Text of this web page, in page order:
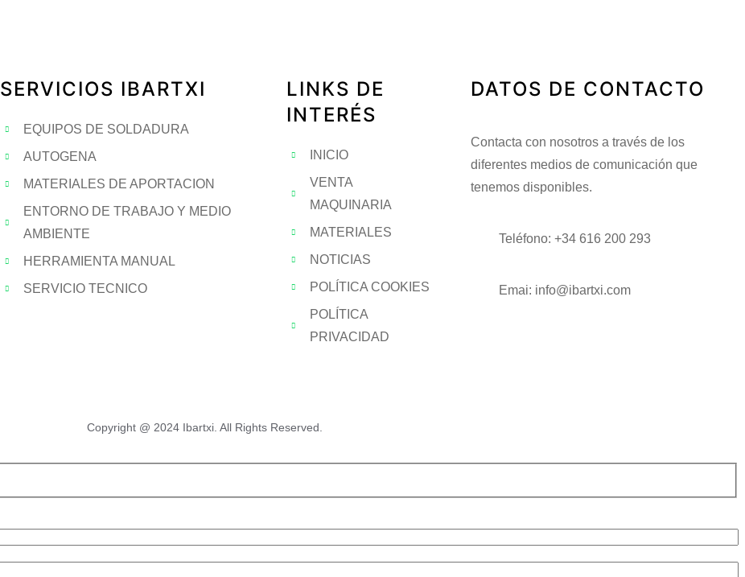
SERVICIOS IBARTXI
EQUIPOS DE SOLDADURA
AUTOGENA
MATERIALES DE APORTACION
ENTORNO DE TRABAJO Y MEDIO
AMBIENTE
HERRAMIENTA MANUAL
SERVICIO TECNICO
LINKS DE
INTERÉS
INICIO
VENTA
MAQUINARIA
MATERIALES
NOTICIAS
POLÍTICA COOKIES
POLÍTICA
PRIVACIDAD
DATOS DE CONTACTO
Contacta con nosotros a través de los
diferentes medios de comunicación que
tenemos disponibles.
Teléfono: +34616 200 293
Emai: info@ibartxi.com
Copyright @ 2024 Ibartxi. All Rights Reserved.